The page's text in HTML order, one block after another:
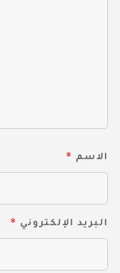
الاسم *
البريد الإلكتروني *